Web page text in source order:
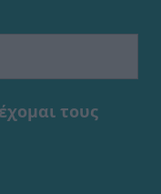
τους